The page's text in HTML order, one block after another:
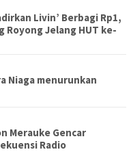
Livin’ Berbagi Rp1,
Royong Jelang HUT ke-
Niaga menurunkan
Merauke Gencar
Radio